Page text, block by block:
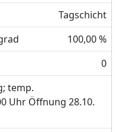
Tagschicht
100,00 %
0
temp.
Uhr Öffnung 28.10.